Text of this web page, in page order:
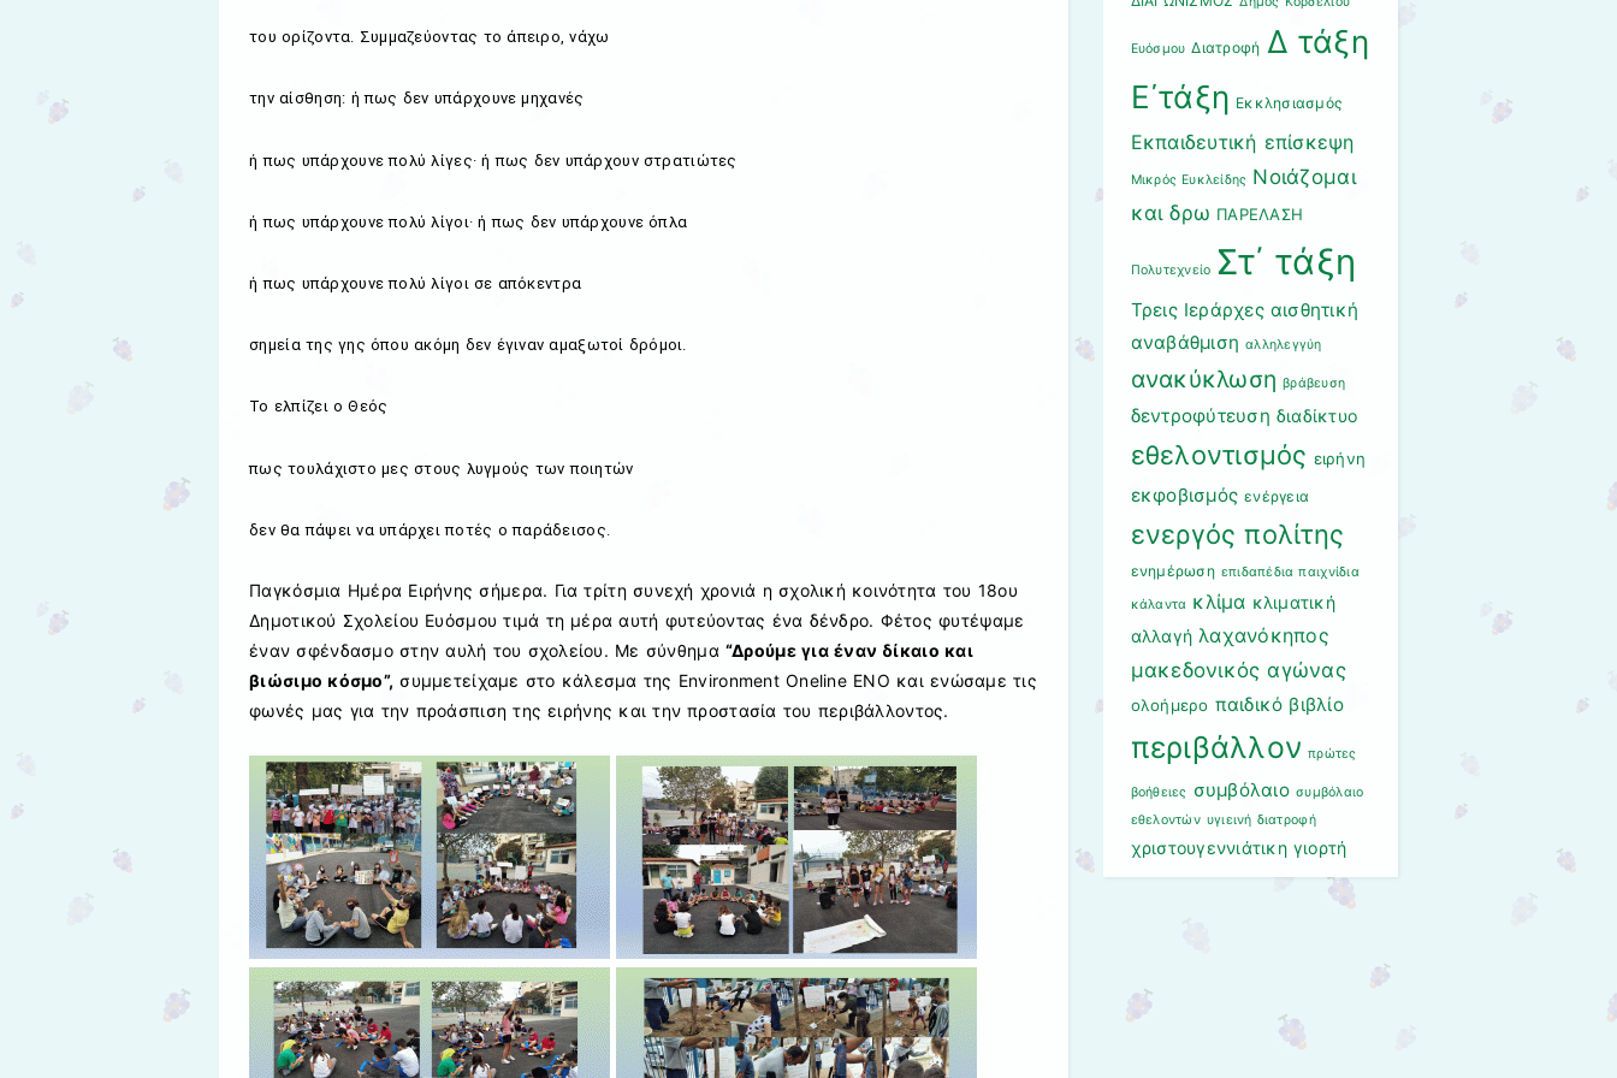
του ορίζοντα. Συμμαζεύοντας το άπειρο, νάχω
την αίσθηση: ή πως δεν υπάρχουνε μηχανές
ή πως υπάρχουνε πολύ λίγες· ή πως δεν υπάρχουν στρατιώτες
ή πως υπάρχουνε πολύ λίγοι· ή πως δεν υπάρχουνε όπλα
ή πως υπάρχουνε πολύ λίγοι σε απόκεντρα
σημεία της γης όπου ακόμη δεν έγιναν αμαξωτοί δρόμοι.
Το ελπίζει ο Θεός
πως τουλάχιστο μες στους λυγμούς των ποιητών
δεν θα πάψει να υπάρχει ποτές ο παράδεισος.
Παγκόσμια Ημέρα Ειρήνης σήμερα. Για τρίτη συνεχή χρονιά η σχολική κοινότητα του 18ου
Δημοτικού Σχολείου Ευόσμου τιμά τη μέρα αυτή φυτεύοντας ένα δένδρο. Φέτος φυτέψαμε
έναν σφένδασμο στην αυλή του σχολείου. Με σύνθημα “Δρούμε για έναν δίκαιο και
βιώσιμο κόσμο”, συμμετείχαμε στο κάλεσμα της Environment Oneline ENO καιενώσαμε τις
φωνές μας για την προάσπιση της ειρήνης και την προστασία του περιβάλλοντος.
Ευόσμου Διατροφή Δ τάξη
Ε΄τάξη Εκκλησιασμός
Εκπαιδευτική επίσκεψη
Μικρός Ευκλείδης Νοιάζομαι
και δρω ΠΑΡΕΛΑΣΗ
Πολυτεχνείο Στ΄ τάξη
Τρεις Ιεράρχες αισθητική
αναβάθμιση αλληλεγγύη
ανακύκλωση βράβευση
δεντροφύτευση διαδίκτυο
εθελοντισμός ειρήνη
εκφοβισμός ενέργεια
ενεργός πολίτης
ενημέρωση επιδαπέδια παιχνίδια
κάλαντα κλίμα κλιματική
αλλαγή λαχανόκηπος
μακεδονικός αγώνας
ολοήμερο παιδικό βιβλίο
περιβάλλον πρώτες
βοήθειες συμβόλαιο συμβόλαιο
εθελοντών υγιεινή διατροφή
χριστουγεννιάτικη γιορτή